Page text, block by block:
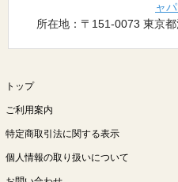
ャパ
所在地：〒151-0073 東京
トップ
ご利用案内
特定商取引法に関する表示
個人情報の取り扱いについて